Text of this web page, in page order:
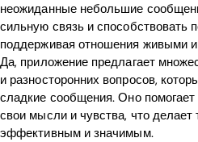
неожиданные небольшие
сильную связь и
поддерживая отношения живыми
Да, приложение предлагает
и разносторонних вопросов,
сладкие сообщения. Оно
свои мысли и чувства, что
эффективным и значимым.